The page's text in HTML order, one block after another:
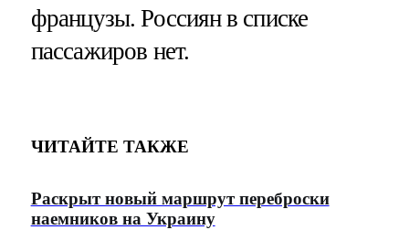
французы. Россиян в списке
пассажиров нет.
ЧИТАЙТЕ ТАКЖЕ
Раскрыт новый маршрут переброски
наемников на Украину